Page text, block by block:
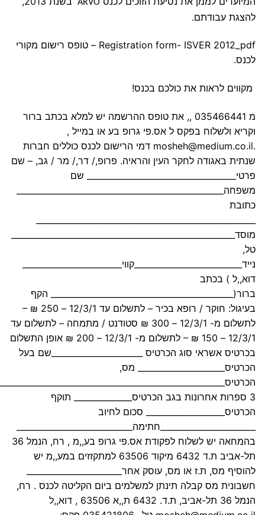
ARVO
להצגת עבודתם.
Registration form- ISVER 2012_pdf– טופס רישום מקורי
לכנס.
מקווים לראות את כולכם בכנס!
מ 035466441 ,, את טופס ההרשמה יש למלא בכתב ברור
וקריא ולשלוח בפקס ל אס.פי גרופ בע או במייל ,
.mosheh@medium.co.il דמי הרישום לכנס כוללים חברות
שנתית באגודה לחקר העין והראיה. פרופ,/ דר,/ מר / גב, – שם
פרטי____________________________________ שם
משפחה__________________________________________________
כתובת
מוסד______________________________________________________
טל,
נייד__________________________קווי________________________
דוא,,ל ) בכתב
ברור(____________________________________________ הקף
בעיגול: חוקר / רופא בכיר – לתשלום עד 12/3/1 – 250 ₪ –
לתשלום מ- 12/3/1 – 300 ₪ סטודנט / מתמחה – לתשלום עד
12/3/1 – 150 ₪ – לתשלום מ- 12/3/1 – 200 ₪ אופן התשלום
בכרטיס אשראי סוג הכרטיס ______________________שם בעל
הכרטיס_____________________ מס,
הכרטיס_______________________________________________________
3 ספרות אחרונות בגב הכרטיס______________ תוקף
הכרטיס___________________ סכום לחיוב
_______________________חתימה____________________________
בהמחאה יש לשלוח לפקודת אס.פי גרופ בע,,מ , רח, הנמל 36
תל-אביב ת.ד 6432 מיקוד 63506 למתקזזים במע,,מ יש
להוסיף מס, ת.ז או מס, עוסק אחר_______________________
חשבונית מס קבלה תינתן למשלמים ביום הקליטה לכנס . רח,
הנמל 36 תל-אביב, ת.ד. 6432 ת,,א 63506 , דוא,,ל